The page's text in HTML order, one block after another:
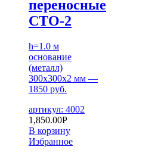
переносные
СТО-2
h=1.0 м
основание
(металл)
300х300х2 мм —
1850 руб.
артикул: 4002
1,850.00Р
В корзину
Избранное